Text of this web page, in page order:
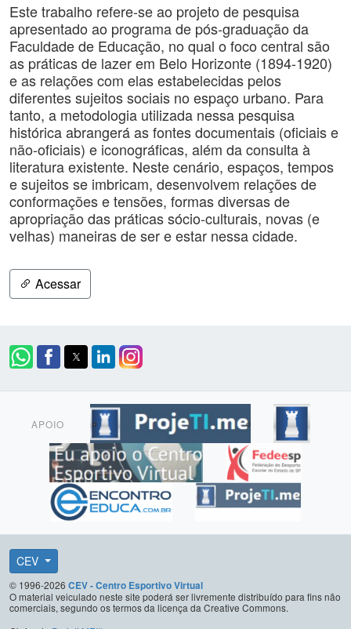
Este trabalho refere-se ao projeto de pesquisa
apresentado ao programa de pós-graduação da
Faculdade de Educação, no qual o foco central são
as práticas de lazer em Belo Horizonte (1894-1920)
e as relações com elas estabelecidas pelos
diferentes sujeitos sociais no espaço urbano. Para
tanto, a metodologia utilizada nessa pesquisa
histórica abrangerá as fontes documentais (oficiais e
não-oficiais) e iconográficas, além da consulta à
literatura existente. Neste cenário, espaços, tempos
e sujeitos se imbricam, desenvolvem relações de
conformações e tensões, formas diversas de
apropriação das práticas sócio-culturais, novas (e
velhas) maneiras de ser e estar nessa cidade.
Acessar
APOIO
CEV
© 1996-2026 CEV - Centro Esportivo Virtual
O material veiculado neste site poderá ser livremente distribuído para fins não
comerciais, segundo os termos da licença da Creative Commons.